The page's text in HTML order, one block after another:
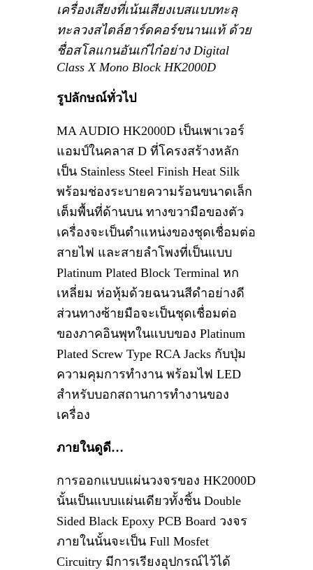
เครื่องเสียงที่เน้นเสียงเบสแบบทะลุ
ทะลวงสไตล์ฮาร์ดคอร์ขนานแท้ ด้วย
ชื่อสโลแกนอันเก๋ไก๋อย่าง Digital
Class X Mono Block HK2000D
รูปลักษณ์ทั่วไป
MA AUDIO HK2000D เป็นเพาเวอร์
แอมป์ในคลาส D ที่โครงสร้างหลัก
เป็น Stainless Steel Finish Heat Silk
พร้อมช่องระบายความร้อนขนาดเล็ก
เต็มพื้นที่ด้านบน ทางขวามือของตัว
เครื่องจะเป็นตำแหน่งของชุดเชื่อมต่อ
สายไฟ และสายลำโพงที่เป็นแบบ
Platinum Plated Block Terminal หก
เหลี่ยม ห่อหุ้มด้วยฉนวนสีดำอย่างดี
ส่วนทางซ้ายมือจะเป็นชุดเชื่อมต่อ
ของภาคอินพุทในแบบของ Platinum
Plated Screw Type RCA Jacks กับปุ่ม
ความคุมการทำงาน พร้อมไฟ LED
สำหรับบอกสถานการทำงานของ
เครื่อง
ภายในดูดี…
การออกแบบแผ่นวงจรของ HK2000D
นั้นเป็นแบบแผ่นเดียวทั้งชิ้น Double
Sided Black Epoxy PCB Board วงจร
ภายในนั้นจะเป็น Full Mosfet
Circuitry มีการเรียงอุปกรณ์ไว้ได้